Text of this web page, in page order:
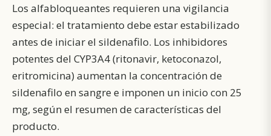
Los alfabloqueantes requieren una vigilancia
especial: el tratamiento debe estar estabilizado
antes de iniciar el sildenafilo. Los inhibidores
potentes del CYP3A4 (ritonavir, ketoconazol,
eritromicina) aumentan la concentración de
sildenafilo en sangre e imponen un inicio con 25
mg, según el resumen de características del
producto.